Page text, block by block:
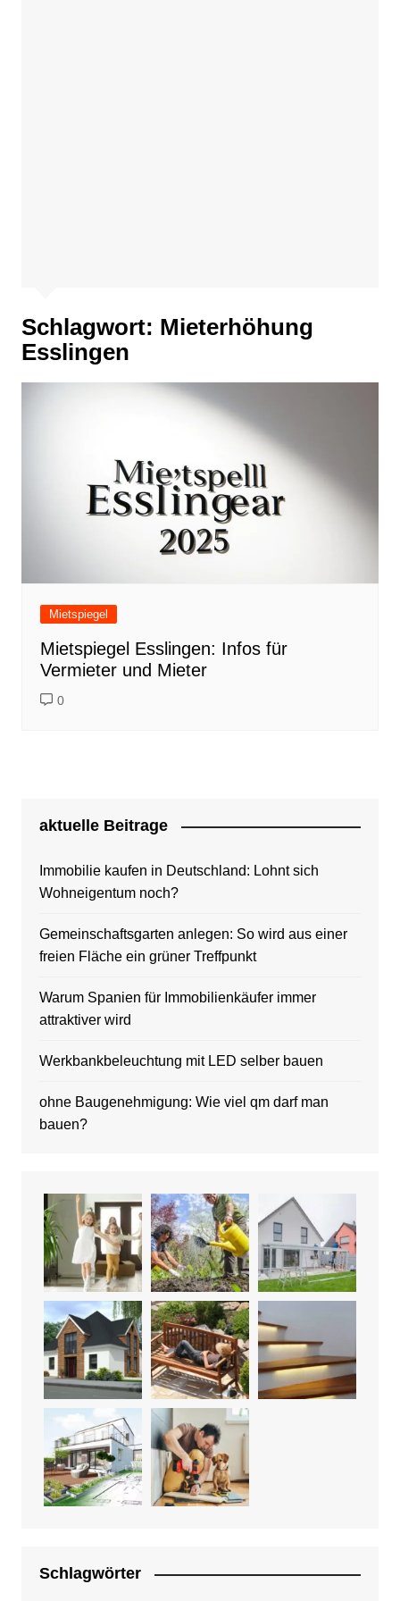
Schlagwort: Mieterhöhung
Esslingen
Mietspiegel
Mietspiegel Esslingen: Infos für
Vermieter und Mieter
0
aktuelle Beitrage
Immobilie kaufen in Deutschland: Lohnt sich
Wohneigentum noch?
Gemeinschaftsgarten anlegen: So wird aus einer
freien Fläche ein grüner Treffpunkt
Warum Spanien für Immobilienkäufer immer
attraktiver wird
Werkbankbeleuchtung mit LED selber bauen
ohne Baugenehmigung: Wie viel qm darf man
bauen?
Schlagwörter